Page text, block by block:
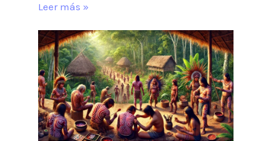
Leer más »